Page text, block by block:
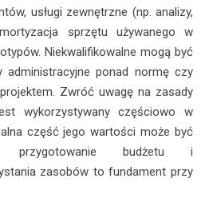
usługi zewnętrzne (np. analizy,
sprzętu używanego w
Niekwalifikowalne mogą być
administracyjne ponad normę czy
Zwróć uwagę na zasady
wykorzystywany częściowo w
część jego wartości może być
przygotowanie budżetu i
zasobów to fundament przy